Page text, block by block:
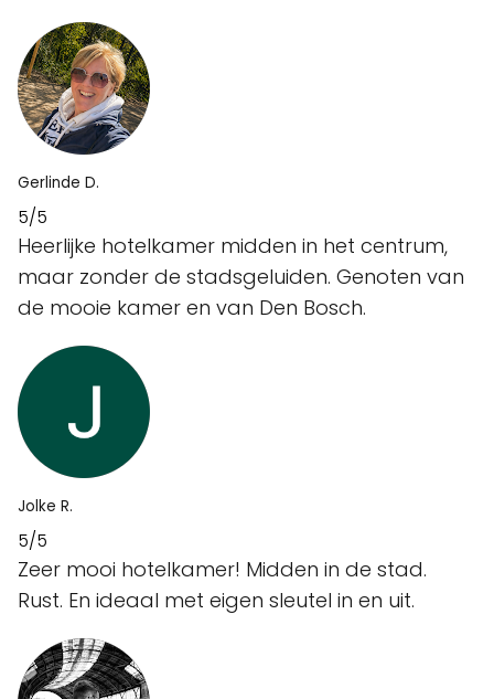
Gerlinde D.
5/5
Heerlijke hotelkamer midden in het centrum,
maar zonder de stadsgeluiden. Genoten van
de mooie kamer en van Den Bosch.
Jolke R.
5/5
Zeer mooi hotelkamer! Midden in de stad.
Rust. En ideaal met eigen sleutel in en uit.